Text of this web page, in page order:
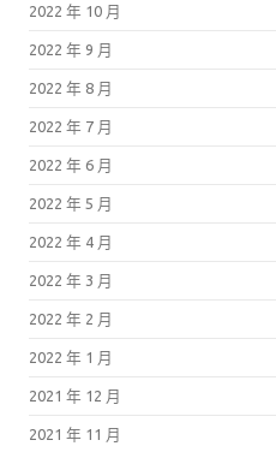
2022 年 10 月
2022 年 9 月
2022 年 8 月
2022 年 7 月
2022 年 6 月
2022 年 5 月
2022 年 4 月
2022 年 3 月
2022 年 2 月
2022 年 1 月
2021 年 12 月
2021 年 11 月